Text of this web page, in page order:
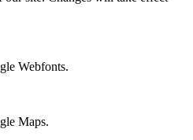
Webfonts.
Maps.